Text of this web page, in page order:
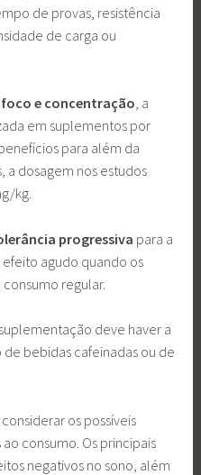
de provas, resistência
de carga ou
foco e concentração, a
em suplementos por
para além da
a dosagem nos estudos
kg.
progressiva para a
agudo quando os
regular.
deve haver a
bebidas cafeinadas ou de
os possíveis
ao consumo. Os principais
negativos no sono, além